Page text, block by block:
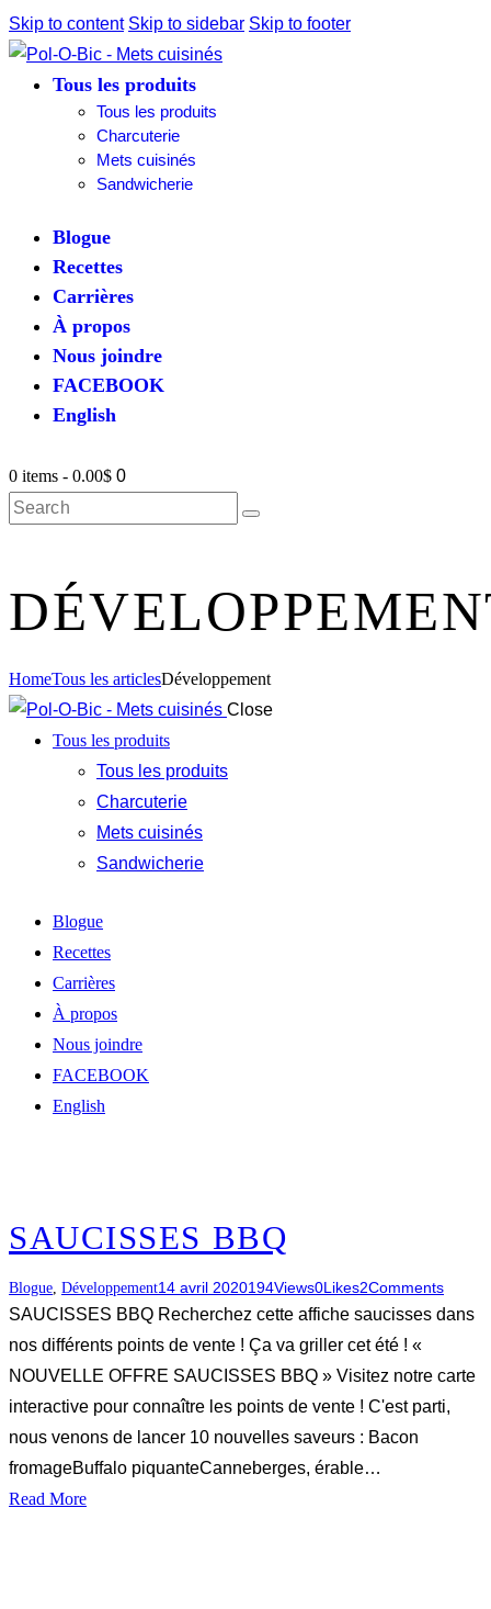
Skip to content Skip to sidebar Skip to footer
Tous les produits
Tous les produits
Charcuterie
Mets cuisinés
Sandwicherie
Blogue
Recettes
Carrières
À propos
Nous joindre
FACEBOOK
English
0 items - 0.00$ 0
HomeTous les articlesDéveloppement
Close
Tous les produits
Tous les produits
Charcuterie
Mets cuisinés
Sandwicherie
Blogue
Recettes
Carrières
À propos
Nous joindre
FACEBOOK
English
SAUCISSES BBQ
Blogue, Développement14 avril 2020194Views0Likes2Comments
SAUCISSES BBQ Recherchez cette affiche saucisses dans
nos différents points de vente ! Ça va griller cet été ! «
NOUVELLE OFFRE SAUCISSES BBQ » Visitez notre carte
interactive pour connaître les points de vente ! C'est parti,
nous venons de lancer 10 nouvelles saveurs : Bacon
fromageBuffalo piquanteCanneberges, érable…
Read More